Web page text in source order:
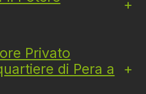
+
Privato
di Pera a
+